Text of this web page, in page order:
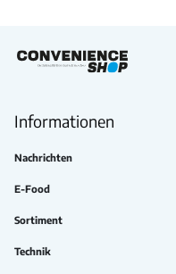
Informationen
Nachrichten
E-Food
Sortiment
Technik